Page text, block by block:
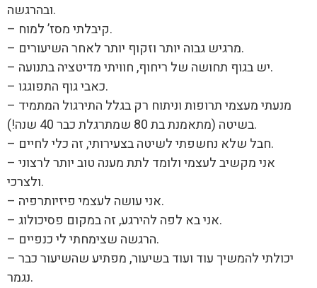
ובהרגשה.
– קיבלתי מסז’ למוח.
– מרגיש גבוה יותר וזקוף יותר לאחר השיעורים.
– יש בגוף תחושה של ריחוף, חוויתי מדיטציה בתנועה.
– כאבי גוף התפוגגו.
– מנעתי מעצמי תרופות וניתוח רק בגלל התירגול המתמיד
בשיטה (מתאמנת בת 80 שמתרגלת כבר 40 שנה!).
– חבל שלא נחשפתי לשיטה בצעירותי, זה כלי לחיים.
– אני מקשיב לעצמי ולומד לתת מענה טוב יותר לרצוני
ולצרכי.
– אני עושה לעצמי פיזיותרפיה.
– אני בא לפה להירגע, זה במקום פסיכולוג.
– הרגשה שצימחתי לי כנפיים.
– יכולתי להמשיך עוד ועוד בשיעור, מפתיע שהשיעור כבר
נגמר.